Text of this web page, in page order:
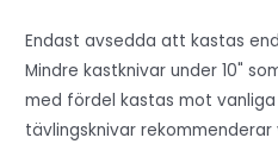
Endast avsedda att kastas
Mindre kastknivar under 10"
med fördel kastas mot
tävlingsknivar